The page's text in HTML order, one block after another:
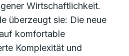
Wirtschaftlichkeit.
überzeugt sie: Die neue
komfortable
Komplexität und